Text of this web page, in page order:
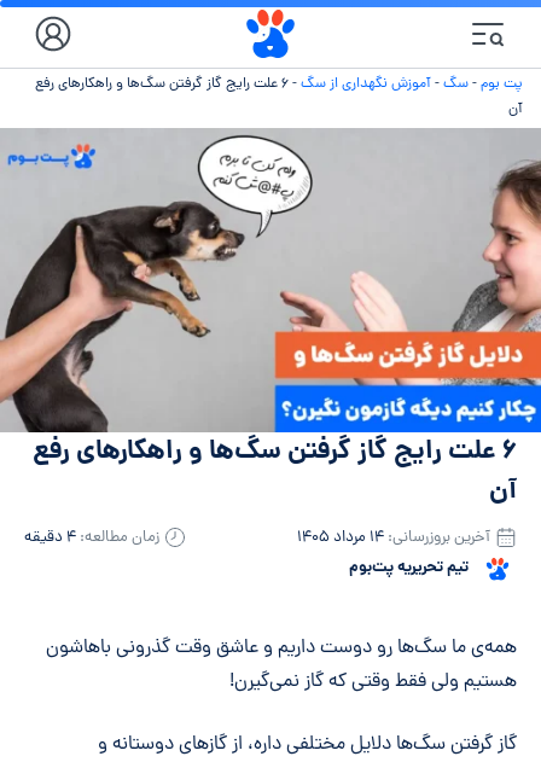
پت بوم-سگ-آموزش نگهداری از سگ-
۶ علت رایج گاز گرفتن سگ‌ها و راهکارهای رفع
آن
۶ علت رایج گاز گرفتن سگ‌ها و راهکارهای رفع
آن
تیم تحریریه پت‌بوم
آخرین بروزرسانی: ۱۴ مرداد ۱۴۰۵ زمان مطالعه: ۴ دقیقه
خلاصه مقاله
همه‌ی ما سگ‌ها رو دوست داریم و عاشق وقت گذرونی باهاشون
هستیم ولی فقط وقتی که گاز نمی‌گیرن!
گاز گرفتن سگ‌ها دلایل مختلفی داره، از گازهای دوستانه و